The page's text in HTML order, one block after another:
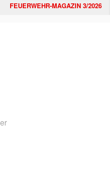
FEUERWEHR-MAGAZIN 3/2026